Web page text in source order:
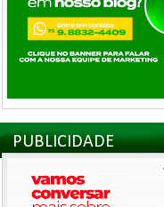
PUBLICIDADE